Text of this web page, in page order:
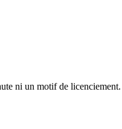
ni un motif de